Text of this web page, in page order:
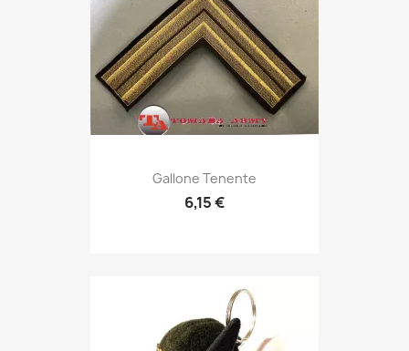
Anteprima
Gallone Tenente
6,15 €